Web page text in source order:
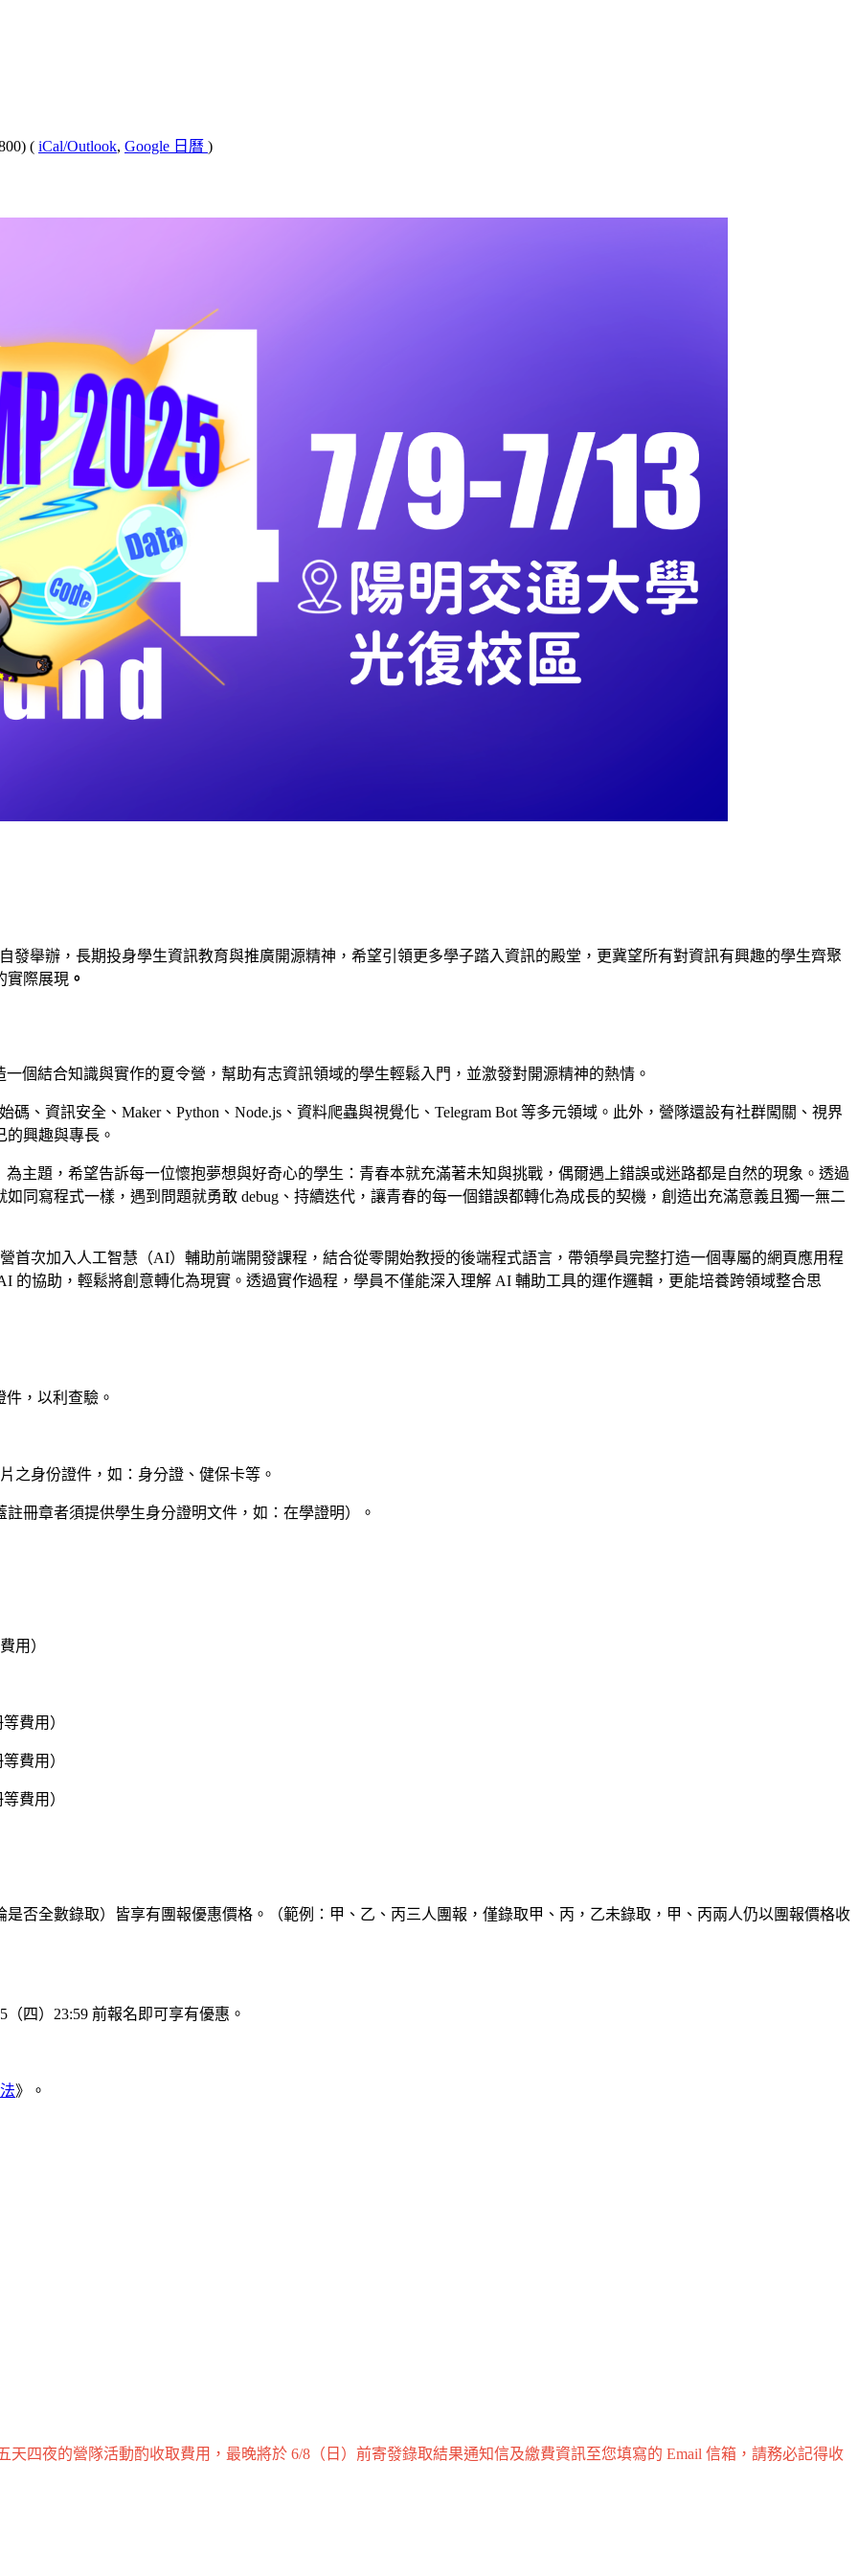
( iCal/Outlook, Google 日曆 )
發舉辦，長期投身學生資訊教育與推廣開源精神，希望引領更多學子踏入資訊的殿堂，更冀望所有對資訊有興趣的學生齊聚
實際展現 。
個結合知識與實作的夏令營，幫助有志資訊領域的學生輕鬆入門，並激發對開源精神的熱情。
、資訊安全、Maker、Python、Node.js、資料爬蟲與視覺化、Telegram Bot 等多元領域。此外，營隊還設有社群闖關、視界
興趣與專長。
為主題，希望告訴每一位懷抱夢想與好奇心的學生：青春本就充滿著未知與挑戰，偶爾遇上錯誤或迷路都是自然的現象。透過
同寫程式一樣，遇到問題就勇敢 debug、持續迭代，讓青春的每一個錯誤都轉化為成長的契機，創造出充滿意義且獨一無二
首次加入人工智慧（AI）輔助前端開發課程，結合從零開始教授的後端程式語言，帶領學員完整打造一個專屬的網頁應用程
的協助，輕鬆將創意轉化為現實。透過實作過程，學員不僅能深入理解 AI 輔助工具的運作邏輯，更能培養跨領域整合思
，以利查驗。
之身份證件，如：身分證、健保卡等。
冊章者須提供學生身分證明文件，如：在學證明）。
用）
費用）
費用）
費用）
是否全數錄取）皆享有團報優惠價格。（範例：甲、乙、丙三人團報，僅錄取甲、丙，乙未錄取，甲、丙兩人仍以團報價格收
四）23:59 前報名即可享有優惠。
》。
四夜的營隊活動酌收取費用，最晚將於 6/8（日）前寄發錄取結果通知信及繳費資訊至您填寫的 Email 信箱，請務必記得收